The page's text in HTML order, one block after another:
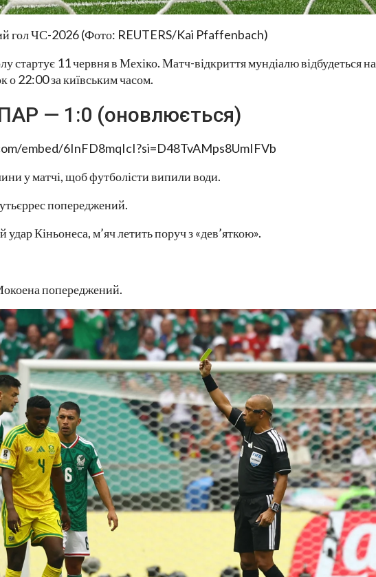
гол ЧС-2026 (Фото: REUTERS/Kai Pfaffenbach)
стартує 11 червня в Мехіко. Матч-відкриття мундіалю відбудеться на
о 22:00 за київським часом.
— 1:0 (оновлюється)
embed/6InFD8mqIcI?si=D48TvAMps8UmIFVb
у матчі, щоб футболісти випили води.
попереджений.
Кіньонеса, м’яч летить поруч з «дев’яткою».
попереджений.